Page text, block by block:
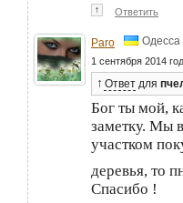
↑ Ответить
Paro Одесса
1 сентября 2014
↑ Ответ для
Бог ты мой,
заметку. Мы
участком
деревья, то
Спасибо !